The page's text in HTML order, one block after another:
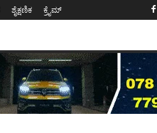
ಶೈಕ್ಷಣಿಕ ಕ್ರೈಮ್